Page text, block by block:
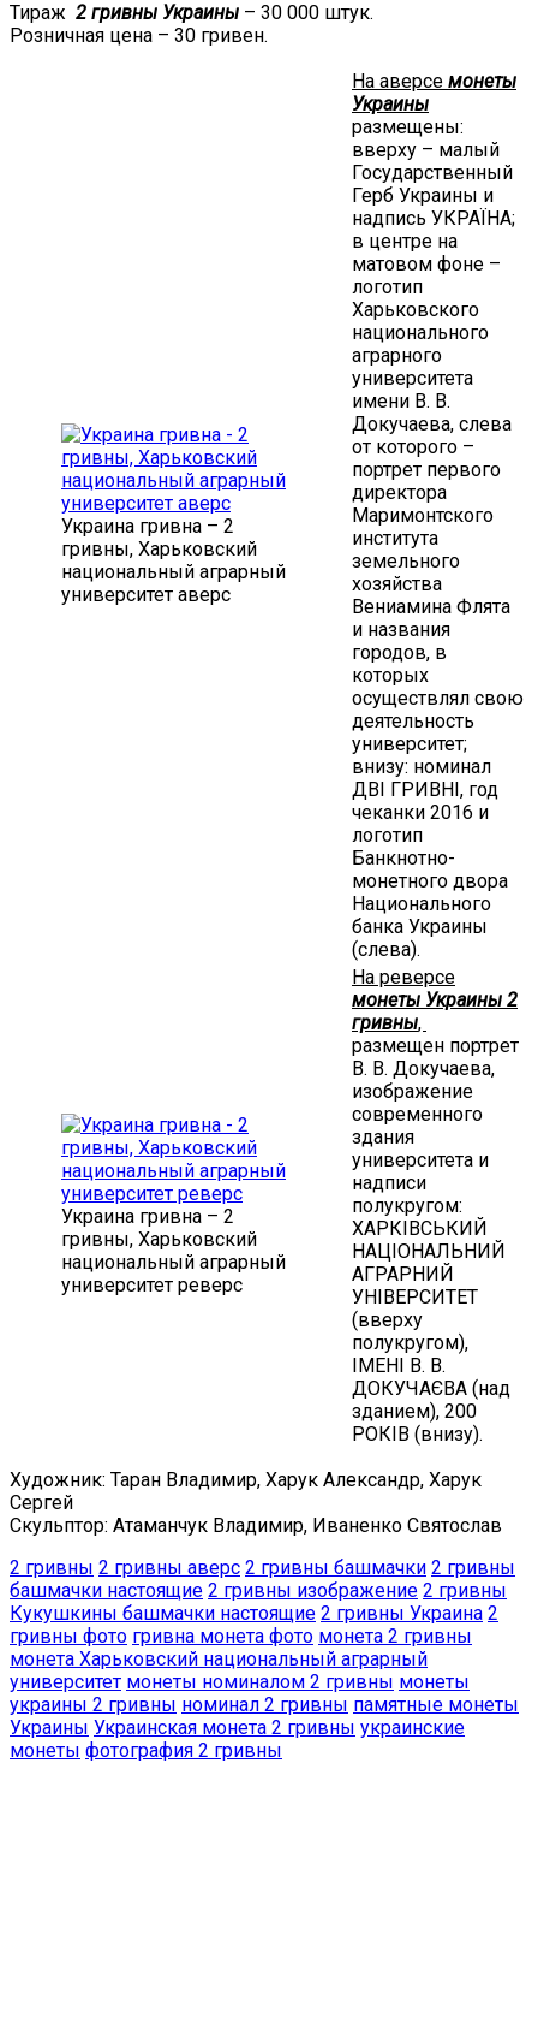
Тираж 2 гривны Украины – 30 000 штук.
Розничная цена – 30 гривен.
Украина гривна – 2
гривны, Харьковский
национальный аграрный
университет аверс
На аверсе монеты
Украины
размещены:
вверху – малый
Государственный
Герб Украины и
надпись УКРАЇНА;
в центре на
матовом фоне –
логотип
Харьковского
национального
аграрного
университета
имени В. В.
Докучаева, слева
от которого –
портрет первого
директора
Маримонтского
института
земельного
хозяйства
Вениамина Флята
и названия
городов, в
которых
осуществлял свою
деятельность
университет;
внизу: номинал
ДВІ ГРИВНІ, год
чеканки 2016 и
логотип
Банкнотно-
монетного двора
Национального
банка Украины
(слева).
Украина гривна – 2
гривны, Харьковский
национальный аграрный
университет реверс
На реверсе
монеты Украины 2
гривны,
размещен портрет
В. В. Докучаева,
изображение
современного
здания
университета и
надписи
полукругом:
ХАРКІВСЬКИЙ
НАЦІОНАЛЬНИЙ
АГРАРНИЙ
УНІВЕРСИТЕТ
(вверху
полукругом),
ІМЕНІ В. В.
ДОКУЧАЄВА (над
зданием), 200
РОКІВ (внизу).
Художник: Таран Владимир, Харук Александр, Харук
Сергей
Скульптор: Атаманчук Владимир, Иваненко Святослав
2 гривны 2 гривны аверс 2 гривны башмачки 2 гривны
башмачки настоящие 2 гривны изображение 2 гривны
Кукушкины башмачки настоящие 2 гривны Украина 2
гривны фото гривна монета фото монета 2 гривны
монета Харьковский национальный аграрный
университет монеты номиналом 2 гривны монеты
украины 2 гривны номинал 2 гривны памятные монеты
Украины Украинская монета 2 гривны украинские
монеты фотография 2 гривны